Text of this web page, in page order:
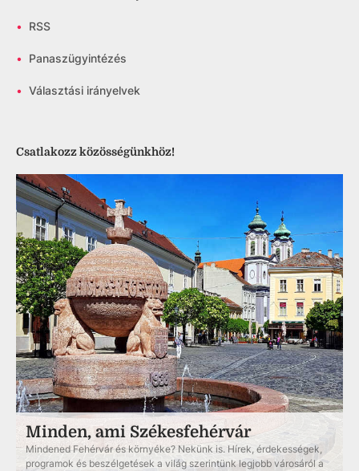
• RSS
• Panaszügyintézés
• Választási irányelvek
Csatlakozz közösségünkhöz!
Minden, ami Székesfehérvár
Mindened Fehérvár és környéke? Nekünk is. Hírek, érdekességek,
programok és beszélgetések a világ szerintünk legjobb városáról a